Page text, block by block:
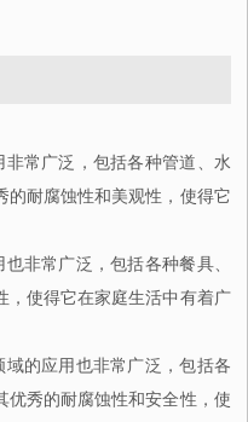
常广泛，包括各种管道、水
的耐腐蚀性和美观性，使得它
非常广泛，包括各种餐具、
，使得它在家庭生活中有着广
域的应用也非常广泛，包括各
优秀的耐腐蚀性和安全性，使